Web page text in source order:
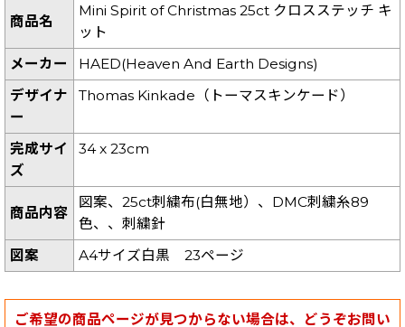
商品名
Mini Spirit of Christmas 25ct クロスステッチ キ
ット
メーカー
HAED(Heaven And Earth Designs)
デザイナ
ー
Thomas Kinkade（トーマスキンケード）
完成サイ
ズ
34 x 23cm
商品内容
図案、25ct刺繍布(白無地）、DMC刺繍糸89
色、、刺繍針
図案
A4サイズ白黒 23ページ
ご希望の商品ページが見つからない場合は、どうぞお問い